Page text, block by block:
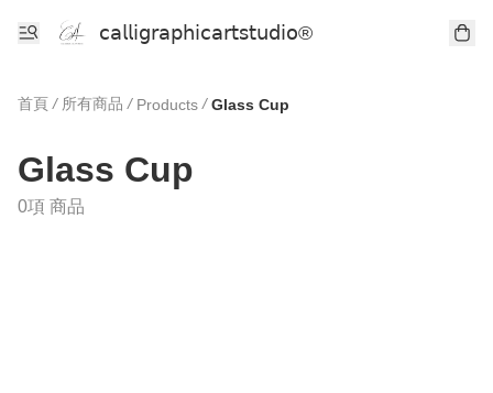
𝖼𝖺𝗅𝗅𝗂𝗀𝗋𝖺𝗉𝗁𝗂𝖼𝖺𝗋𝗍𝗌𝗍𝗎𝖽𝗂𝗈®
首頁 / 所有商品 / Products / Glass Cup
Glass Cup
0項 商品